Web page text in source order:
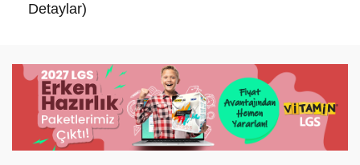
Detaylar)